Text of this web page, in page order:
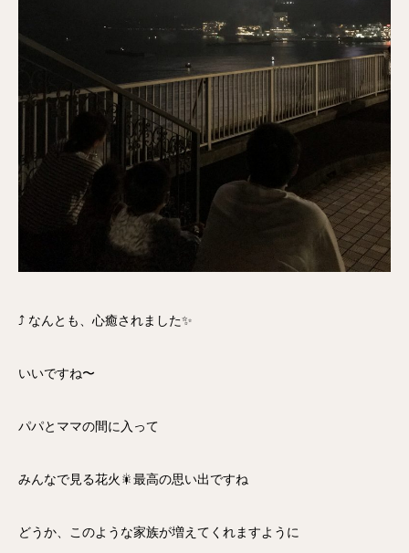
⤴️ なんとも、心癒されました✨
いいですね〜
パパとママの間に入って
みんなで見る花火🎇最高の思い出ですね
どうか、このような家族が増えてくれますように